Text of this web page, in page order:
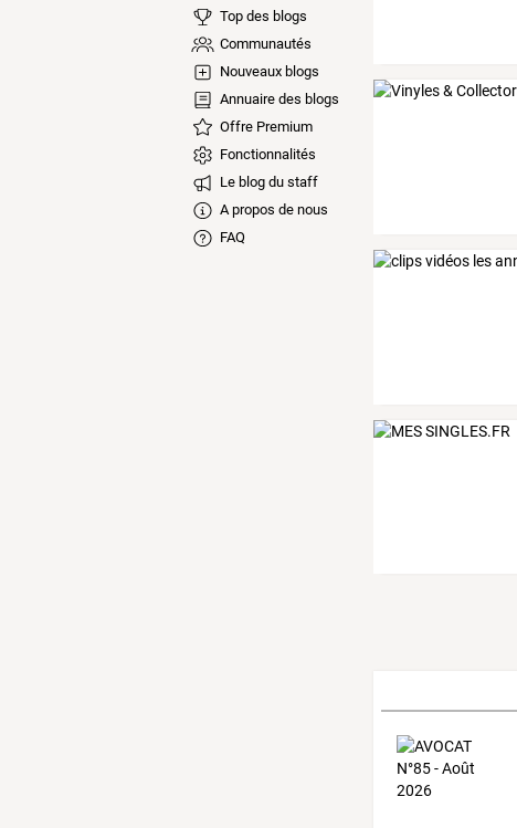
Top des blogs
Communautés
Nouveaux blogs
Annuaire des blogs
Offre Premium
Fonctionnalités
Le blog du staff
A propos de nous
FAQ